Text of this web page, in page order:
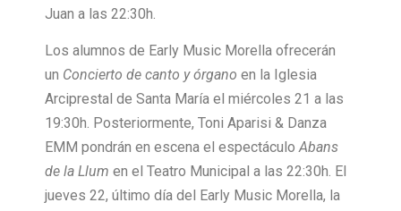
Juan a las 22:30h.
Los alumnos de Early Music Morella ofrecerán
un Concierto de canto y órgano en la Iglesia
Arciprestal de Santa María el miércoles 21 a las
19:30h. Posteriormente, Toni Aparisi & Danza
EMM pondrán en escena el espectáculoAbans
de la Llum en el Teatro Municipal a las 22:30h. El
jueves 22, último día del Early Music Morella, la